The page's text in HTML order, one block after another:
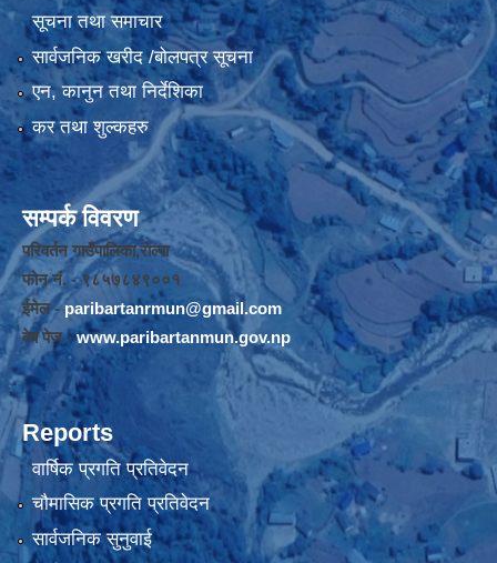
सूचना तथा समाचार
सार्वजनिक खरीद /बोलपत्र सूचना
एन, कानुन तथा निर्देशिका
कर तथा शुल्कहरु
सम्पर्क विवरण
परिवर्तन गाउँपालिका,रोल्पा
फोन नंं. - ९८५७८४९००१
ईमेल -paribartanrmun@gmail.com
वेब पेज -www.paribartanmun.gov.np
Reports
वार्षिक प्रगति प्रतिवेदन
चौमासिक प्रगति प्रतिवेदन
सार्वजनिक सुनुवाई